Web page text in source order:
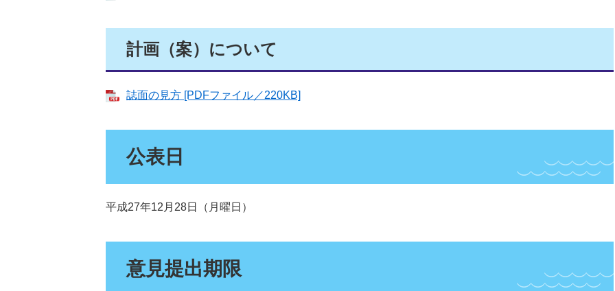
計画（案）について
誌面の見方 [PDFファイル／220KB]
公表日
平成27年12月28日（月曜日）
意見提出期限